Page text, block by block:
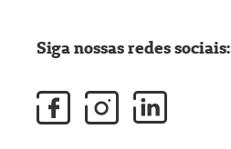
Siga nossas redes sociais: